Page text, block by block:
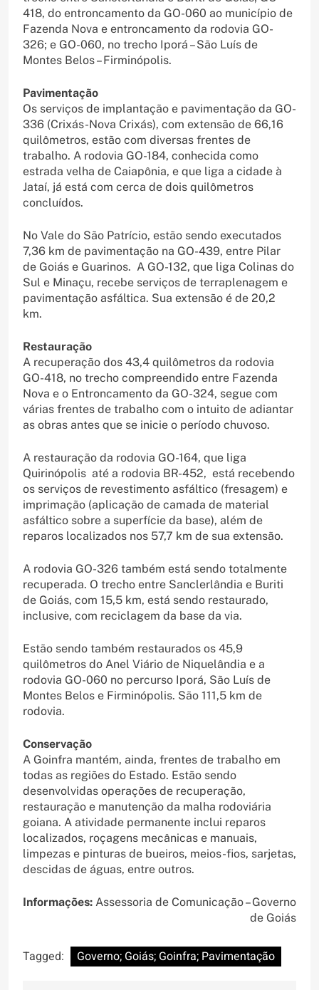
418, do entroncamento da GO-060 ao município de
Fazenda Nova e entroncamento da rodovia GO-
326; e GO-060, no trecho Iporá – São Luís de
Montes Belos – Firminópolis.
Pavimentação
Os serviços de implantação e pavimentação da GO-
336 (Crixás-Nova Crixás), com extensão de 66,16
quilômetros, estão com diversas frentes de
trabalho. A rodovia GO-184, conhecida como
estrada velha de Caiapônia, e que liga a cidade à
Jataí, já está com cerca de dois quilômetros
concluídos.
No Vale do São Patrício, estão sendo executados
7,36 km de pavimentação na GO-439, entre Pilar
de Goiás e Guarinos. A GO-132, que liga Colinas do
Sul e Minaçu, recebe serviços de terraplenagem e
pavimentação asfáltica. Sua extensão é de 20,2
km.
Restauração
A recuperação dos 43,4 quilômetros da rodovia
GO-418, no trecho compreendido entre Fazenda
Nova e o Entroncamento da GO-324, segue com
várias frentes de trabalho com o intuito de adiantar
as obras antes que se inicie o período chuvoso.
A restauração da rodovia GO-164, que liga
Quirinópolis até a rodovia BR-452, está recebendo
os serviços de revestimento asfáltico (fresagem) e
imprimação (aplicação de camada de material
asfáltico sobre a superfície da base), além de
reparos localizados nos 57,7 km de sua extensão.
A rodovia GO-326 também está sendo totalmente
recuperada. O trecho entre Sanclerlândia e Buriti
de Goiás, com 15,5 km, está sendo restaurado,
inclusive, com reciclagem da base da via.
Estão sendo também restaurados os 45,9
quilômetros do Anel Viário de Niquelândia e a
rodovia GO-060 no percurso Iporá, São Luís de
Montes Belos e Firminópolis. São 111,5 km de
rodovia.
Conservação
A Goinfra mantém, ainda, frentes de trabalho em
todas as regiões do Estado. Estão sendo
desenvolvidas operações de recuperação,
restauração e manutenção da malha rodoviária
goiana. A atividade permanente inclui reparos
localizados, roçagens mecânicas e manuais,
limpezas e pinturas de bueiros, meios-fios, sarjetas,
descidas de águas, entre outros.
Informações: Assessoria de Comunicação – Governo
de Goiás
Tagged: Governo; Goiás; Goinfra; Pavimentação